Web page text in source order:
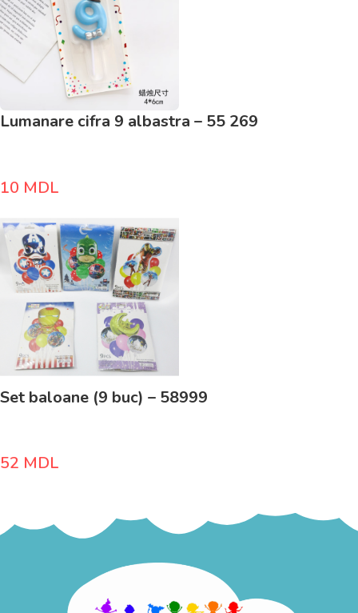
Lumanare cifra 9 albastra – 55 269
10 MDL
Set baloane (9 buc) – 58999
52 MDL